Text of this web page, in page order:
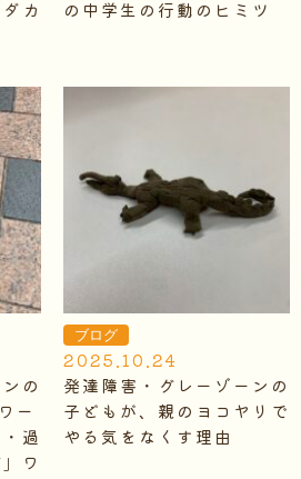
カ
の中学生の行動のヒミツ
の
ー
過
ワ
ブログ
2025.10.24
発達障害・グレーゾーンの
子どもが、親のヨコヤリで
やる気をなくす理由